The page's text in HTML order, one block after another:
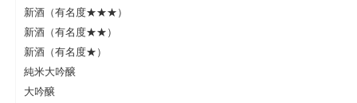
新酒（有名度★★★）
新酒（有名度★★）
新酒（有名度★）
純米大吟醸
大吟醸